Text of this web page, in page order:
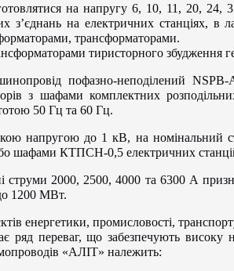
на напругу 6, 10, 11, 20,
з’єднань на електричних станціях,
трансформаторами.
тиристорного збудження
пофазно-неподілений
з шафами комплектних
50 Гц та 60 Гц.
напругою до 1 кВ, на номінальний
шафами КТПСН-0,5 електричних
2000, 2500, 4000 та 6300 А
1200 МВт.
енергетики, промисловості,
переваг, що забезпечують високу
«АЛІТ» належить: